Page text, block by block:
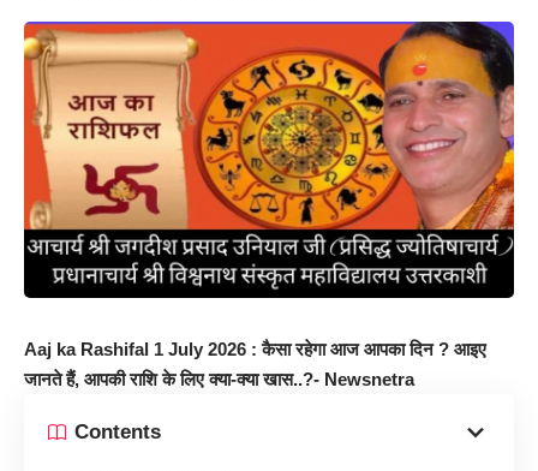
Aaj ka Rashifal 1 July 2026 : कैसा रहेगा आज आपका दिन ? आइए
जानते हैं, आपकी राशि के लिए क्या-क्या खास..?- Newsnetra
Contents